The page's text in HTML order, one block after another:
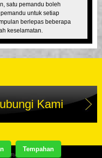
Tempahan
satu pemandu boleh
untuk setiap
berlepas beberapa
keselamatan.
Kami
All Rights Reserved.